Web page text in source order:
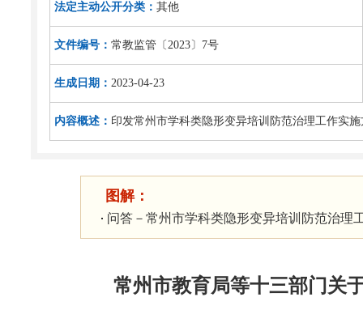
法定主动公开分类： 其他
文件编号： 常教监管〔2023〕7号
生成日期： 2023-04-23
内容概述： 印发常州市学科类隐形变异培训防范治理工作实施
图解：
问答－常州市学科类隐形变异培训防范治理
常州市教育局等十三部门关